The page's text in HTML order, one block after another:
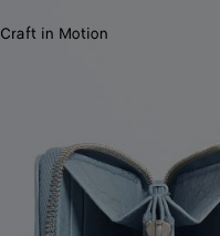
Craft in Motion